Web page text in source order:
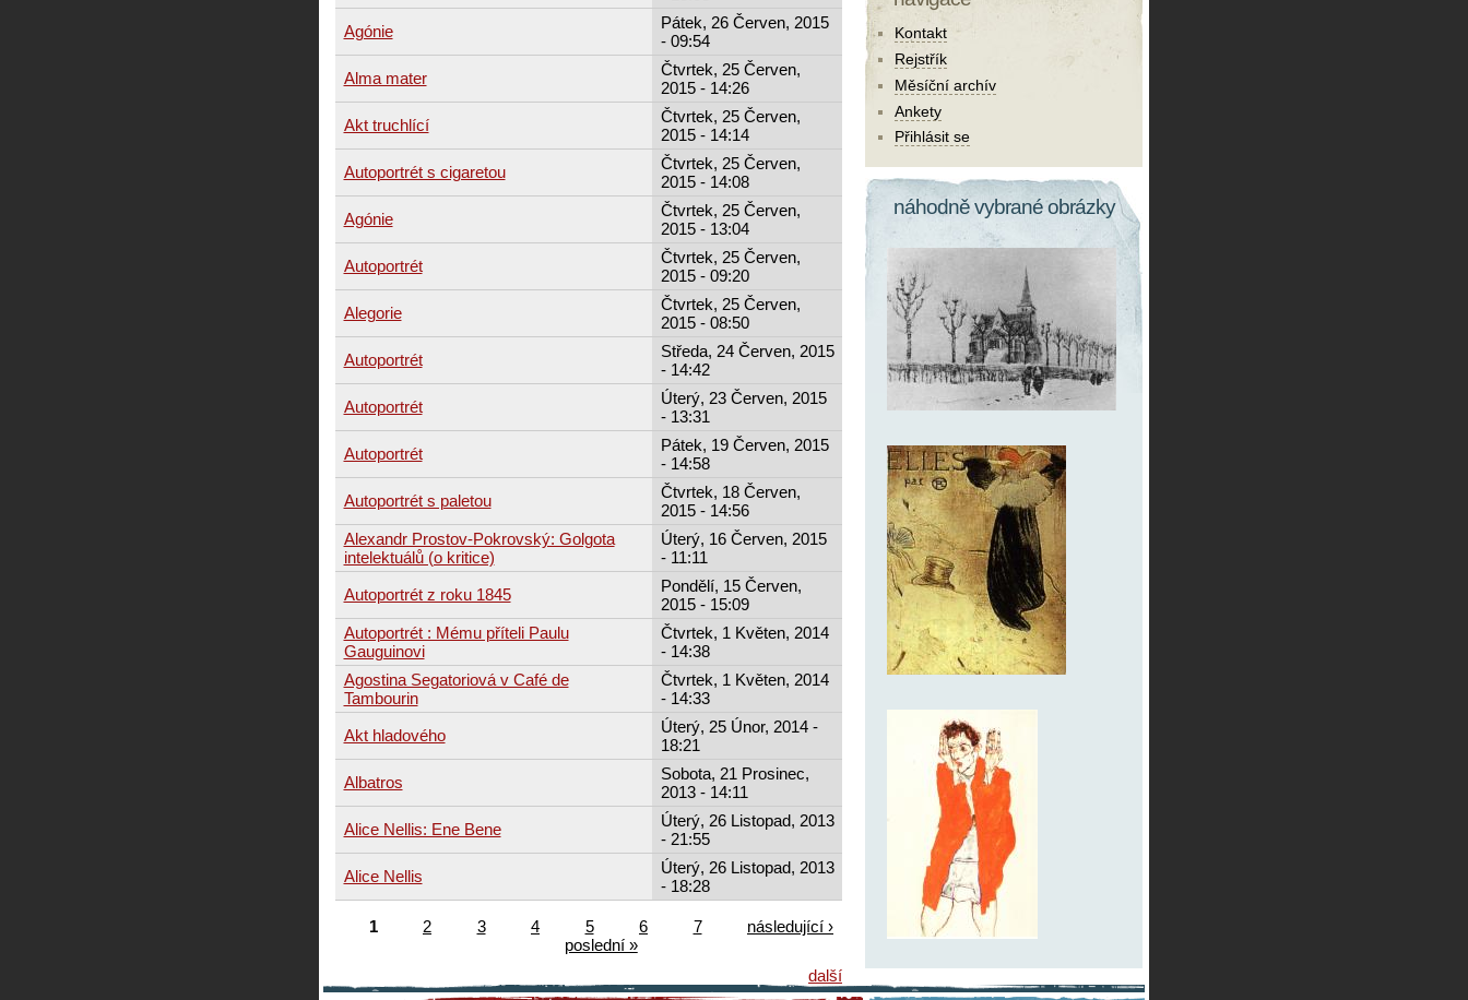
Agónie
Pátek, 26 Červen, 2015
- 09:54
Alma mater
Čtvrtek, 25 Červen,
2015 - 14:26
Akt truchlící
Čtvrtek, 25 Červen,
2015 - 14:14
Autoportrét s cigaretou
Čtvrtek, 25 Červen,
2015 - 14:08
Agónie
Čtvrtek, 25 Červen,
2015 - 13:04
Autoportrét
Čtvrtek, 25 Červen,
2015 - 09:20
Alegorie
Čtvrtek, 25 Červen,
2015 - 08:50
Autoportrét
Středa, 24 Červen, 2015
- 14:42
Autoportrét
Úterý, 23 Červen, 2015
- 13:31
Autoportrét
Pátek, 19 Červen, 2015
- 14:58
Autoportrét s paletou
Čtvrtek, 18 Červen,
2015 - 14:56
Alexandr Prostov-Pokrovský: Golgota
intelektuálů (o kritice)
Úterý, 16 Červen, 2015
- 11:11
Autoportrét z roku 1845
Pondělí, 15 Červen,
2015 - 15:09
Autoportrét : Mému příteli Paulu
Gauguinovi
Čtvrtek, 1 Květen, 2014
- 14:38
Agostina Segatoriová v Café de
Tambourin
Čtvrtek, 1 Květen, 2014
- 14:33
Akt hladového
Úterý, 25 Únor, 2014 -
18:21
Albatros
Sobota, 21 Prosinec,
2013 - 14:11
Alice Nellis: Ene Bene
Úterý, 26 Listopad, 2013
- 21:55
Alice Nellis
Úterý, 26 Listopad, 2013
- 18:28
1 2 3 4 5 6 7
následující ›
poslední »
další
Kontakt
Rejstřík
Měsíční archív
Ankety
Přihlásit se
náhodně vybrané obrázky